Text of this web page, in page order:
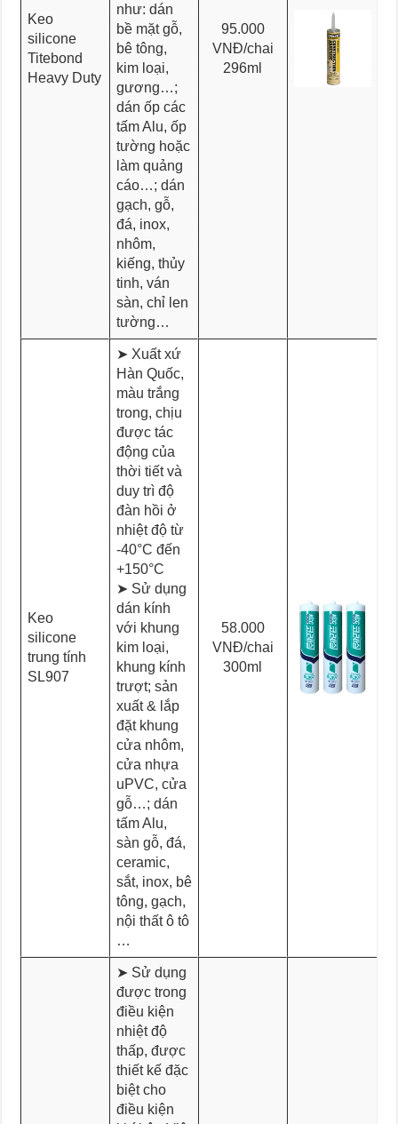
Keo
silicone
Titebond
Heavy Duty
như: dán
bề mặt gỗ,
bê tông,
kim loại,
gương…;
dán ốp các
tấm Alu, ốp
tường hoặc
làm quảng
cáo…; dán
gạch, gỗ,
đá, inox,
nhôm,
kiếng, thủy
tinh, ván
sàn, chỉ len
tường…
95.000
VNĐ/chai
296ml
Keo
silicone
trung tính
SL907
➤ Xuất xứ
Hàn Quốc,
màu trắng
trong, chịu
được tác
động của
thời tiết và
duy trì độ
đàn hồi ở
nhiệt độ từ
-40°C đến
+150°C
➤ Sử dụng
dán kính
với khung
kim loại,
khung kính
trượt; sản
xuất & lắp
đặt khung
cửa nhôm,
cửa nhựa
uPVC, cửa
gỗ…; dán
tấm Alu,
sàn gỗ, đá,
ceramic,
sắt, inox, bê
tông, gạch,
nội thất ô tô
…
58.000
VNĐ/chai
300ml
➤ Sử dụng
được trong
điều kiện
nhiệt độ
thấp, được
thiết kế đặc
biệt cho
điều kiện